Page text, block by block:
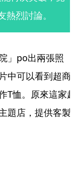
烈討論。
」po出兩張照
中可以看到超商
T恤。原來這家
題店，提供客製